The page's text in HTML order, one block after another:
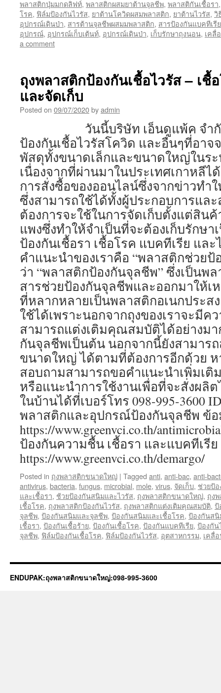
พลาสติกปุ่มมกดลิฟท์, พลาสติกผสมยาต้านจุลชีพ, พลาสติกันเชื้อรา
โรค, ฟิล์มป้องกันไวรัส, ยาต้านโควิดผสมพลาสติก, ยาต้านไวรัส, วิ
อุปกรณ์เดินป่า, สารต้านจุลชีพผสมมพลาสติก, สารป้องกันแบคทีเรีย
อุปกรณ์, อุปกรณ์เก็บเต้นท์, อุปกรณ์เดินป่า, เก็บรักษาถุงนอน, เคลื่
a comment
ถุงพลาสติกป้องกันเชื้อไวรัส – เชื้
และจัดเก็บ
Posted on 09/07/2020byadmin
วันนี้บริษัท เอ็นดูแพ้ค จำกัด
ป้องกันเชื้อไวรัสโควิด และอื่นๆที่อา
พัสดุทั้งขนาดเล็กและขนาดใหญ่ในระ
เนื่องจากที่ผ่านมาในประเทศเกาหลี
การสั่งซื้อของออนไลน์ซึ่งจากข่าวทำ
ซึ่งสามารถใช้ได้ทั้งผู้ประกอบการแล
ต้องการจะใช้ในการจัดเก็บตั้งแต่สิน
แพงซึ่งทำให้จำเป็นที่จะต้องเก็บรักษา
ป้องกันเชื้อรา เชื้อโรค แบคที
คำแนะนำของเราคือ “พลาสติกช่วยป้
ว่า “พลาสติกป้องกันจุลชีพ” ซึ่งเป็นพ
สารช่วยป้องกันจุลชีพและออกมาให้เ
ที่หลากหลายเป็นพลาสติกอเนกประส
ใช้ได้เพราะนอกจากถุงของเราจะมีค
สามารถแต่งเติมคุณสมบัติได้อย่างมา
กันจุลชีพเป็นต้น นอกจากนี้ยังสามาร
ขนาดใหญ่ ได้ตามที่ต้องการอีกด้วย
สอบถามสามารถขอคำแนะนำเพิ่มเติ
หรือแนะนำการใช้งานเพื่อที่จะสั่งผลิ
ในบ้านได้ที่เบอร์โทร 098-995-3600
พลาสติกและอุปกรณ์ป้องกันจุลชีพ ข้อ
https://www.greenvci.co.th/
ป้องกันความชื้น เชื้อรา และแบคทีเรี
https://www.greenvci.co.th/demargo/
Posted in ถุงพลาสติกขนาดใหญ่ | Tagged anti, anti-bac, anti-
antivirus, bacteria, fungus, microbial, mole, virus, จัดเก็บ, ช่วยป้
และเชื้อรา, ช้วยป้องกันสนิมและไวรัส, ถุงพลาสติกขนาดใหญ่, ถุง
เชื้อโรค, ถุงพลาสติกป้องกันไวรัส, ถุงพลาสติกแต่งเติมคุณสมบัติ, ป้
จุลชีพ, ป้องกันสนิมและจุลชีพ, ป้องกันสนิมและเชื้อโรค, ป้องกันสนิ
เชื้อรา, ป้องกันเชื้อร้าย, ป้องกันเชื้อโรค, ป้องกันแบคทีเรีย, ป้องกัน
จุลชีพ, ฟิล์มป้องกันเชื้อโรค, ฟิล์มป้องกันไวรัส, อุตสาหกรรม, เคลื่
ENDUPAK:ถุงพลาสติกขนาดใหญ่:098-995-3600